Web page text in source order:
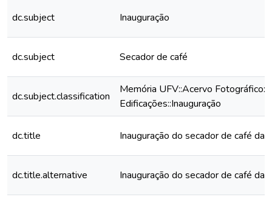
dc.subject Inauguração
dc.subject Secador de café
dc.subject.classification
Memória UFV::Acervo
Edificações::Inauguração
dc.title Inauguração do secador de café da
dc.title.alternative Inauguração do secador de café da